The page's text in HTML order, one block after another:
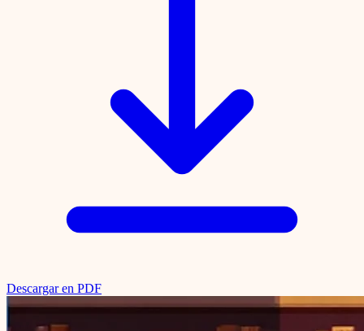
Descargar en PDF